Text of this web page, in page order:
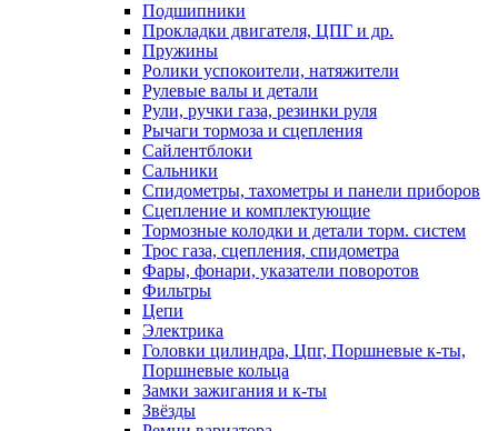
Подшипники
Прокладки двигателя, ЦПГ и др.
Пружины
Ролики успокоители, натяжители
Рулевые валы и детали
Рули, ручки газа, резинки руля
Рычаги тормоза и сцепления
Сайлентблоки
Сальники
Спидометры, тахометры и панели приборов
Сцепление и комплектующие
Тормозные колодки и детали торм. систем
Трос газа, сцепления, спидометра
Фары, фонари, указатели поворотов
Фильтры
Цепи
Электрика
Головки цилиндра, Цпг, Поршневые к-ты,
Поршневые кольца
Замки зажигания и к-ты
Звёзды